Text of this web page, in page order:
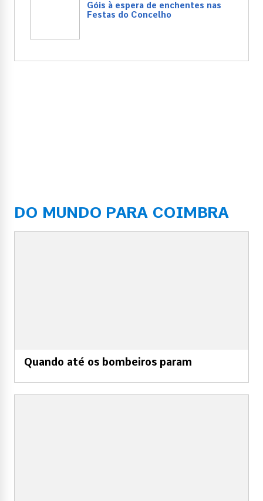
Góis à espera de enchentes nas
Festas do Concelho
DO MUNDO PARA COIMBRA
Quando até os bombeiros param